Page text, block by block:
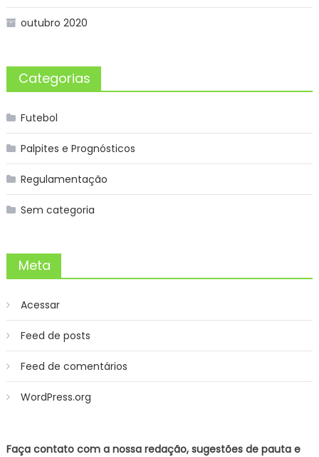
outubro 2020
Categorias
Futebol
Palpites e Prognósticos
Regulamentação
Sem categoria
Meta
Acessar
Feed de posts
Feed de comentários
WordPress.org
Faça contato com a nossa redação, sugestões de pauta e